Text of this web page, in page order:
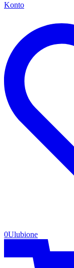
Konto
0Ulubione